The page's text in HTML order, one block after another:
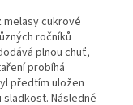
melasy cukrové
ročníků
plnou chuť,
probíhá
předtím uložen
Následné